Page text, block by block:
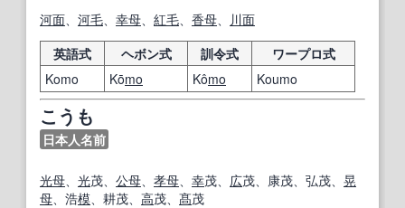
河面 河毛 幸母 紅毛 香母
川面
英語式
ヘボン式 訓令式
ワープロ式
Komo
Kōmo Kômo Koumo
こうも
日本人名前
光母 光茂、 公母 孝母 幸茂、 広茂、康茂、弘茂、 晃
母 、浩模 、耕茂、 高茂、 髙茂